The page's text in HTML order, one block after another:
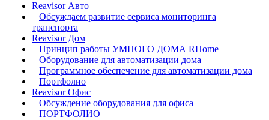
Reavisor Авто
Обсуждаем развитие сервиса мониторинга
транспорта
Reavisor Дом
Принцип работы УМНОГО ДОМА RHome
Оборудование для автоматизации дома
Программное обеспечение для автоматизации дома
Портфолио
Reavisor Офис
Обсуждение оборудования для офиса
ПОРТФОЛИО